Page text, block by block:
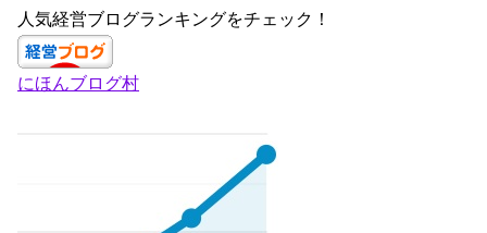
c
e
b
a
gr
a
k
tt
人気経営ブログランキングをチェック！
にほんブログ村